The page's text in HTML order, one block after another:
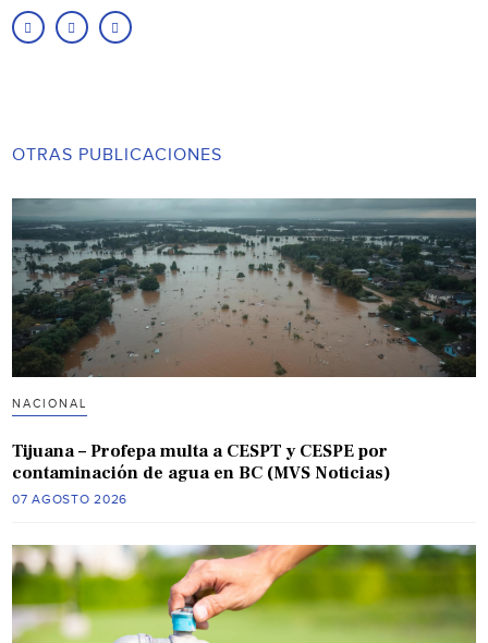
OTRAS PUBLICACIONES
NACIONAL
Tijuana – Profepa multa a CESPT y CESPE por
contaminación de agua en BC (MVS Noticias)
07 AGOSTO 2026